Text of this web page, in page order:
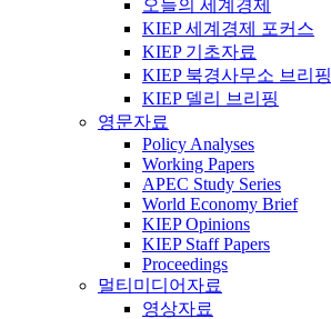
오늘의 세계경제
KIEP 세계경제 포커스
KIEP 기초자료
KIEP 북경사무소 브리핑
KIEP 델리 브리핑
영문자료
Policy Analyses
Working Papers
APEC Study Series
World Economy Brief
KIEP Opinions
KIEP Staff Papers
Proceedings
멀티미디어자료
영상자료